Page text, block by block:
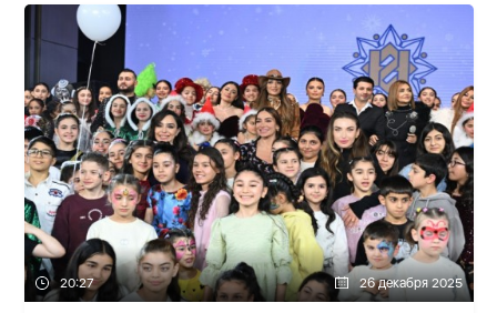
20:27 26 декабря 2025